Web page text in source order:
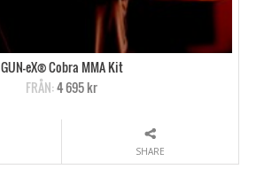
GUN-eX® Cobra MMA Kit
FRÅN:4 695 kr
SHARE